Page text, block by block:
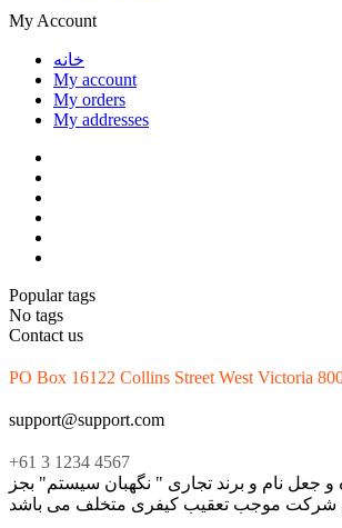
My Account
خانه
My account
My orders
My addresses
Popular tags
No tags
Contact us
PO Box 16122 Collins Street West Victoria
support@support.com
+61 3 1234 4567
و جعل نام و برند تجاری " نگهبان سیستم" بجز
شرکت موجب تعقیب کیفری متخلف می باشد